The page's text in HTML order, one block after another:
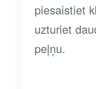
piesaistiet
uzturiet
peļņu.